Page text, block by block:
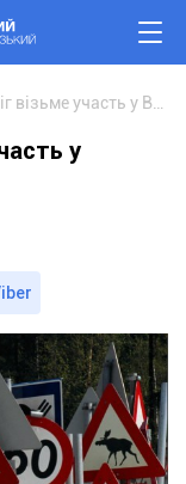
у